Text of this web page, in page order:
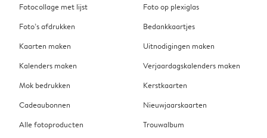
Fotocollage met lijst
Foto’s afdrukken
Kaarten maken
Kalenders maken
Mok bedrukken
Cadeaubonnen
Alle fotoproducten
Foto op plexiglas
Bedankkaartjes
Uitnodigingen maken
Verjaardagskalenders maken
Kerstkaarten
Nieuwjaarskaarten
Trouwalbum